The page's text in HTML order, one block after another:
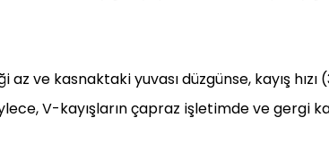
az ve kasnaktaki yuvası düzgünse, kayış
V-kayışların çapraz işletimde ve gergi